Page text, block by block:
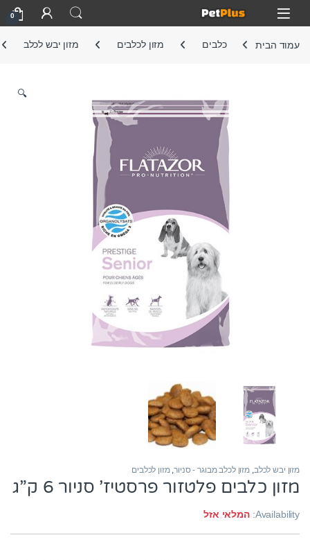
Skip to navigation
Skip to content
Open
0
עמוד הבית כלבים מזון לכלבים מזון יבש לכלב
🔍
מזון יבש לכלב, מזון לכלב מבוגר - סניור,מזון לכלבים
מזון כלבים פלטזור פרסטיז’ סניור 6 ק”ג
Availability: המלאי אזל